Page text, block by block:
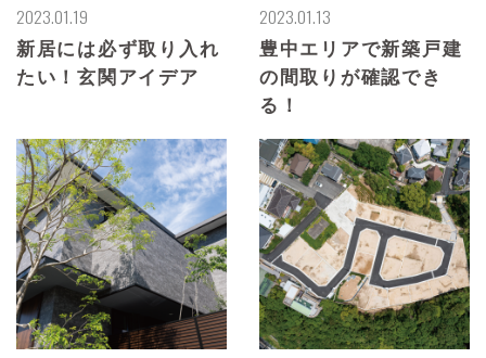
2023.01.19
新居には必ず取り入れ
たい！玄関アイデア
2023.01.13
豊中エリアで新築戸建
の間取りが確認でき
る！